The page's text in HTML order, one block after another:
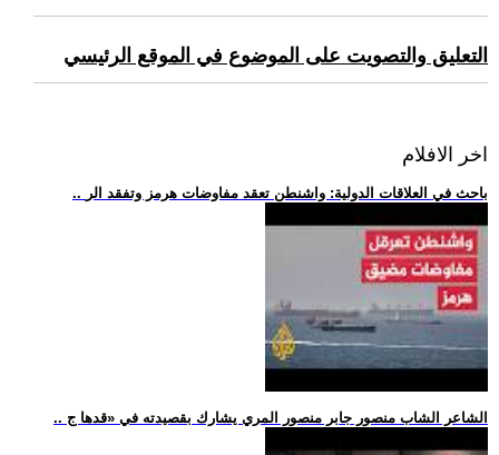
التعليق والتصويت على الموضوع في الموقع الرئيسي
اخر الافلام
.. باحث في العلاقات الدولية: واشنطن تعقد مفاوضات هرمز وتفقد الر
.. الشاعر الشاب منصور جابر منصور المري يشارك بقصيدته في «قدها ج